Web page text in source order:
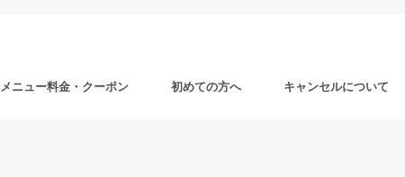
メニュー料金・クーポン 初めての方へ キャンセルについて